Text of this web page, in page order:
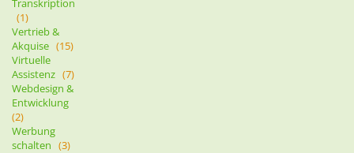
Transkription
(1)
Vertrieb &
Akquise (15)
Virtuelle
Assistenz (7)
Webdesign &
Entwicklung
(2)
Werbung
schalten (3)